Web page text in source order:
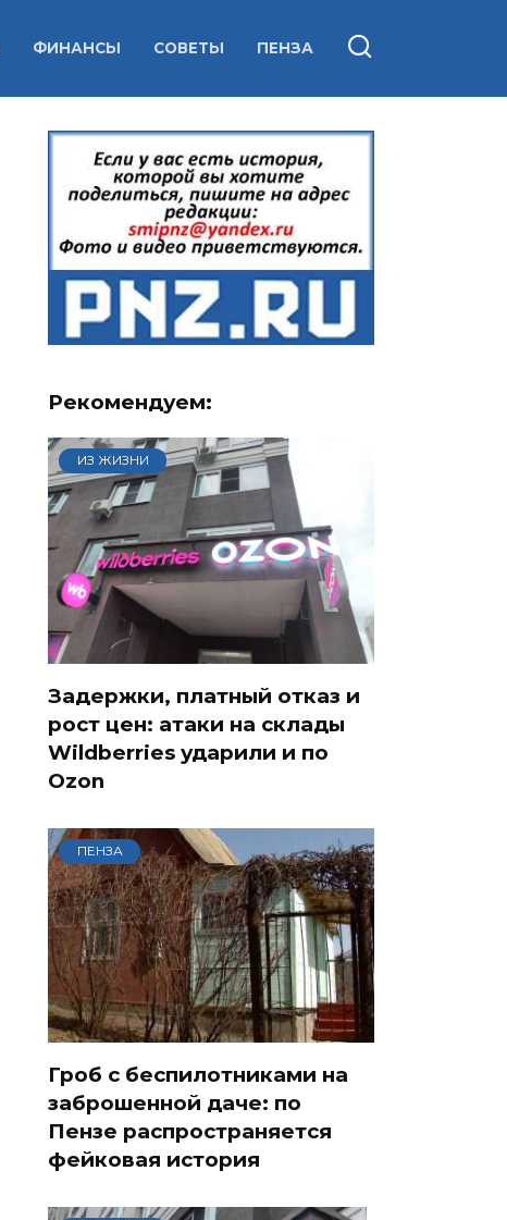
ФИНАНСЫ СОВЕТЫ ПЕНЗА
Рекомендуем:
ИЗ ЖИЗНИ
Задержки, платный отказ и
рост цен: атаки на склады
Wildberries ударили и по
Ozon
ПЕНЗА
Гроб с беспилотниками на
заброшенной даче: по
Пензе распространяется
фейковая история